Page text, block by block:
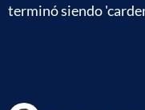
terminó siendo